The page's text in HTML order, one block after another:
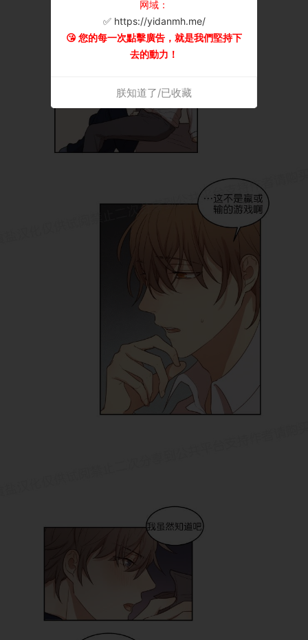
网域：
✅ https://yidanmh.me/
😘 您的每一次點擊廣告，就是我們堅持下
去的動力！
朕知道了/已收藏